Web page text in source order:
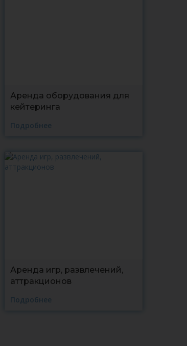
Аренда оборудования для
кейтеринга
Подробнее
Аренда игр, развлечений,
аттракционов
Подробнее